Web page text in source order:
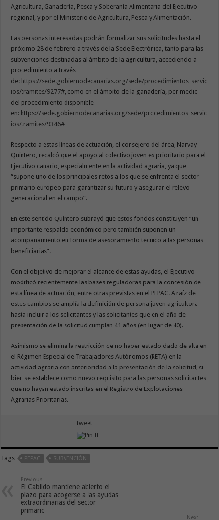
Agricultura, Ganadería, Pesca y Soberanía Alimentaria del Ejecutivo
regional, y por el Ministerio de Agricultura, Pesca y Alimentación.
Las personas interesadas podrán formalizar sus solicitudes hasta el
próximo 28 de febrero a través de la Sede Electrónica, tanto para las
subvenciones destinadas al ámbito de la agricultura, accediendo al
procedimiento a través
de: https://sede.gobiernodecanarias.org/sede/procedimientos_servic
ios/tramites/9277#, como en el ámbito de la ganadería, por medio
del procedimiento disponible
en: https://sede.gobiernodecanarias.org/sede/procedimientos_servic
ios/tramites/9346#
Respecto a estas líneas de actuación, el consejero del área, Narvay
Quintero, recalcó que el apoyo al colectivo joven es prioritario para el
Ejecutivo canario, especialmente en la actividad agraria, ya que
“supone uno de los principales retos a los que se enfrenta el sector
primario europeo para garantizar su futuro y asegurar el relevo
generacional en el campo”.
En este sentido Quintero subrayó que estos fondos constituyen “un
importante respaldo económico pero también suponen un
acompañamiento en forma de asesoramiento técnico a las personas
beneficiarias”.
Con el objetivo de mejorar el alcance de estas ayudas, el Ejecutivo
modificó recientemente las bases reguladoras para la concesión de
esta línea de actuación, entre otras previstas en el PEPAC. A raíz de
estos cambios se amplía la definición de persona joven agricultora
hasta incluir a los solicitantes y las solicitantes que en el año de
presentación de la solicitud cumplan 41 años (en lugar de 40).
Asimismo se elimina la restricción de no haber estado dado de alta en
el Régimen Especial de Trabajadores Autónomos (RETA) en la
actividad agraria con anterioridad a la presentación de la solicitud, si
bien se establece como nuevo requisito para las personas solicitantes
que no hayan estado inscritas en el Registro de Explotaciones
Agrarias Prioritarias.
tweet
Tags PEPAC SUBVENCIÓN
Previous
El Cabildo mantiene abierto el
plazo para acogerse a las ayudas
extraordinarias del sector
primario
Next